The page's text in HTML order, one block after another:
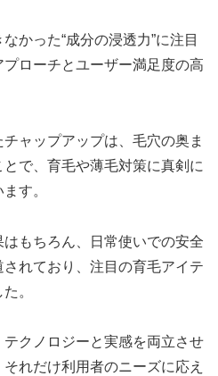
かった“成分の浸透力”に注目
ローチとユーザー満足度の高
ャップアップは、毛穴の奥ま
で、育毛や薄毛対策に真剣に
す。
もちろん、日常使いでの安全
れており、注目の育毛アイテ
。
クノロジーと実感を両立させ
れだけ利用者のニーズに応え